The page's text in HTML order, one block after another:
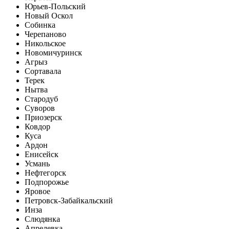
Юрьев-Польский
Новый Оскол
Собинка
Черепаново
Никольское
Новомичуринск
Агрыз
Сортавала
Терек
Нытва
Стародуб
Суворов
Приозерск
Ковдор
Куса
Ардон
Енисейск
Усмань
Нефтегорск
Подпорожье
Яровое
Петровск-Забайкальский
Инза
Слюдянка